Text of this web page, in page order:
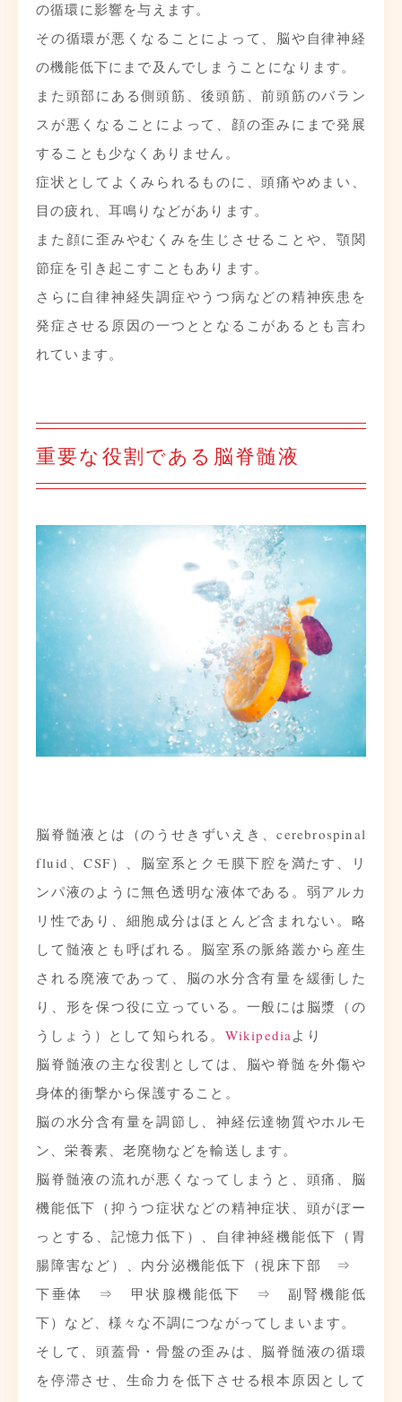
の循環に影響を与えます。
その循環が悪くなることによって、脳や自律神経
の機能低下にまで及んでしまうことになります。
また頭部にある側頭筋、後頭筋、前頭筋のバラン
スが悪くなることによって、顔の歪みにまで発展
することも少なくありません。
症状としてよくみられるものに、頭痛やめまい、
目の疲れ、耳鳴りなどがあります。
また顔に歪みやむくみを生じさせることや、顎関
節症を引き起こすこともあります。
さらに自律神経失調症やうつ病などの精神疾患を
発症させる原因の一つととなるこがあるとも言わ
れています。
重要な役割である脳脊髄液
脳脊髄液とは（のうせきずいえき、cerebrospinal
fluid、CSF）、脳室系とクモ膜下腔を満たす、リ
ンパ液のように無色透明な液体である。弱アルカ
リ性であり、細胞成分はほとんど含まれない。略
して髄液とも呼ばれる。脳室系の脈絡叢から産生
される廃液であって、脳の水分含有量を緩衝した
り、形を保つ役に立っている。一般には脳漿（の
うしょう）として知られる。 Wikipediaより
脳脊髄液の主な役割としては、脳や脊髄を外傷や
身体的衝撃から保護すること。
脳の水分含有量を調節し、神経伝達物質やホルモ
ン、栄養素、老廃物などを輸送します。
脳脊髄液の流れが悪くなってしまうと、頭痛、脳
機能低下（抑うつ症状などの精神症状、頭がぼー
っとする、記憶力低下）、自律神経機能低下（胃
腸障害など）、内分泌機能低下（視床下部 ⇒
下垂体 ⇒ 甲状腺機能低下 ⇒ 副腎機能低
下）など、様々な不調につながってしまいます。
そして、頭蓋骨・骨盤の歪みは、脳脊髄液の循環
を停滞させ、生命力を低下させる根本原因として